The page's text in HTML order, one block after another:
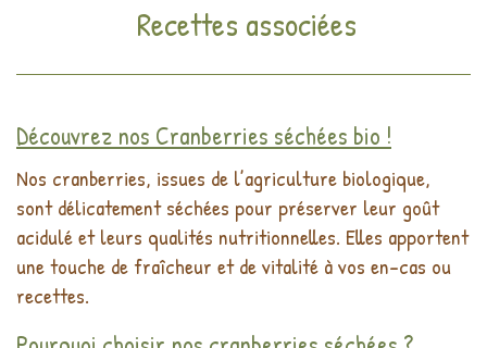
Recettes associées
Découvrez nos Cranberries séchées bio !
Nos cranberries, issues de l’agriculture biologique,
sont délicatement séchées pour préserver leur goût
acidulé et leurs qualités nutritionnelles. Elles apportent
une touche de fraîcheur et de vitalité à vos en-cas ou
recettes.